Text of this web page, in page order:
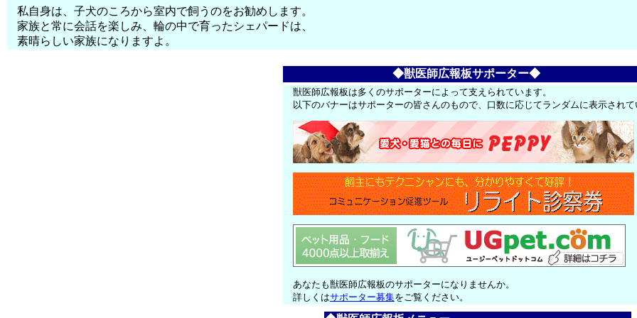
私自身は、子犬のころから室内で飼うのをお勧めします。
家族と常に会話を楽しみ、輪の中で育ったシェパードは、
素晴らしい家族になりますよ。
◆獣医師広報板サポーター◆
獣医師広報板は多くのサポーターによって支えられています。
以下のバナーはサポーターの皆さんのもので、口数に応じてランダムに表示され
あなたも獣医師広報板のサポーターになりませんか。
詳しくはサポーター募集をご覧ください。